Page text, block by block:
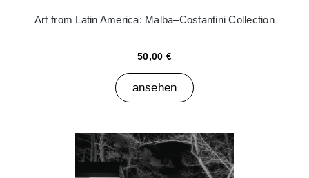
Art from Latin America: Malba–Costantini Collection
50,00 €
ansehen